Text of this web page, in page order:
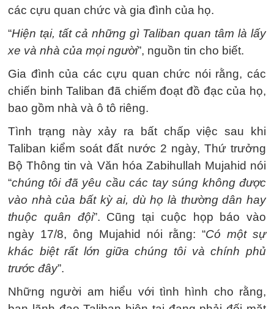
các cựu quan chức và gia đình của họ.
“Hiện tại, tất cả những gì Taliban quan tâm là lấy
xe và nhà của mọi người”, nguồn tin cho biết.
Gia đình của các cựu quan chức nói rằng, các
chiến binh Taliban đã chiếm đoạt đồ đạc của họ,
bao gồm nhà và ô tô riêng.
Tình trạng này xảy ra bất chấp việc sau khi
Taliban kiểm soát đất nước 2 ngày, Thứ trưởng
Bộ Thông tin và Văn hóa Zabihullah Mujahid nói
“chúng tôi đã yêu cầu các tay súng không được
vào nhà của bất kỳ ai, dù họ là thường dân hay
thuộc quân đội”. Cũng tại cuộc họp báo vào
ngày 17/8, ông Mujahid nói rằng: “Có một sự
khác biệt rất lớn giữa chúng tôi và chính phủ
trước đây”.
Những người am hiểu với tình hình cho rằng,